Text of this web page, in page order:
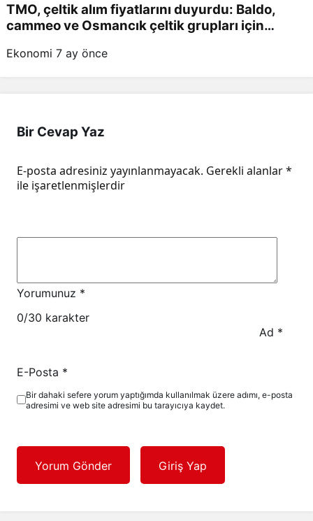
TMO, çeltik alım fiyatlarını duyurdu: Baldo,
cammeo ve Osmancık çeltik grupları için
Ekonomi 7 ay önce
Bir Cevap Yaz
E-posta adresiniz yayınlanmayacak. Gerekli alanlar*
ile işaretlenmişlerdir
Yorumunuz *
0/30 karakter
Ad *
E-Posta *
Bir dahaki sefere yorum yaptığımda kullanılmak üzere adımı, e-posta
adresimi ve web site adresimi bu tarayıcıya kaydet.
Yorum Gönder Giriş Yap